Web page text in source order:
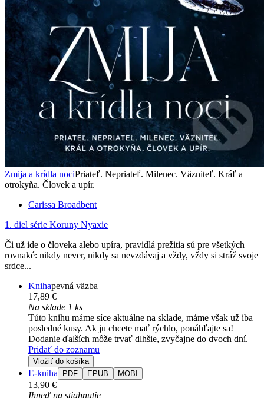
Zmija a krídla nociPriateľ. Nepriateľ. Milenec. Väzniteľ. Kráľ a
otrokyňa. Človek a upír.
Carissa Broadbent
1. diel série Koruny Nyaxie
Či už ide o človeka alebo upíra, pravidlá prežitia sú pre všetkých
rovnaké: nikdy never, nikdy sa nevzdávaj a vždy, vždy si stráž svoje
srdce...
Knihapevná väzba
17,89 €
Na sklade 1 ks
Túto knihu máme síce aktuálne na sklade, máme však už iba
posledné kusy. Ak ju chcete mať rýchlo, ponáhľajte sa!
Dodanie ďalších môže trvať dlhšie, zvyčajne do dvoch dní.
Pridať do zoznamu
Vložiť do košíka
E-kniha PDF EPUB MOBI
13,90 €
Ihneď na stiahnutie